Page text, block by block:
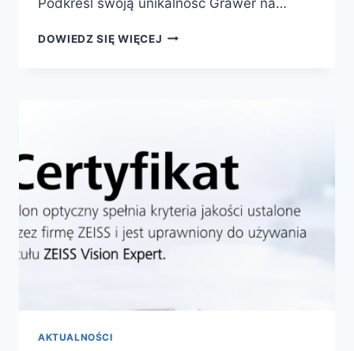
DOWIEDZ SIĘ WIĘCEJ ODKRYJ
AKTUALNOŚCI